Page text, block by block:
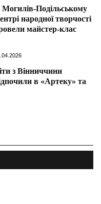
Подільському
народної творчості
майстер-клас
з Вінниччини
в «Артеку» та